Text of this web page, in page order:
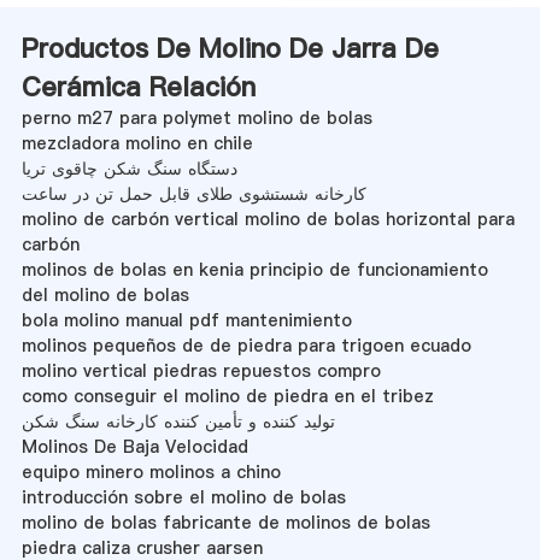
Productos De Molino De Jarra De
Cerámica Relación
perno m27 para polymet molino de bolas
mezcladora molino en chile
دستگاه سنگ شکن چاقوی تریا
کارخانه شستشوی طلای قابل حمل تن در ساعت
molino de carbón vertical molino de bolas horizontal para
carbón
molinos de bolas en kenia principio de funcionamiento
del molino de bolas
bola molino manual pdf mantenimiento
molinos pequeños de de piedra para trigoen ecuado
molino vertical piedras repuestos compro
como conseguir el molino de piedra en el tribez
تولید کننده و تأمین کننده کارخانه سنگ شکن
Molinos De Baja Velocidad
equipo minero molinos a chino
introducción sobre el molino de bolas
molino de bolas fabricante de molinos de bolas
piedra caliza crusher aarsen